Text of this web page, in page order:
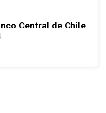
Central de Chile